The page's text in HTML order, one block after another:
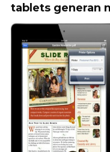
tablets generan